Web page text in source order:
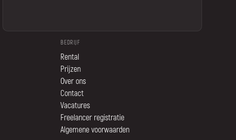
BEDRIJF
Rental
Prijzen
Over ons
Contact
Vacatures
Freelancer registratie
Algemene voorwaarden